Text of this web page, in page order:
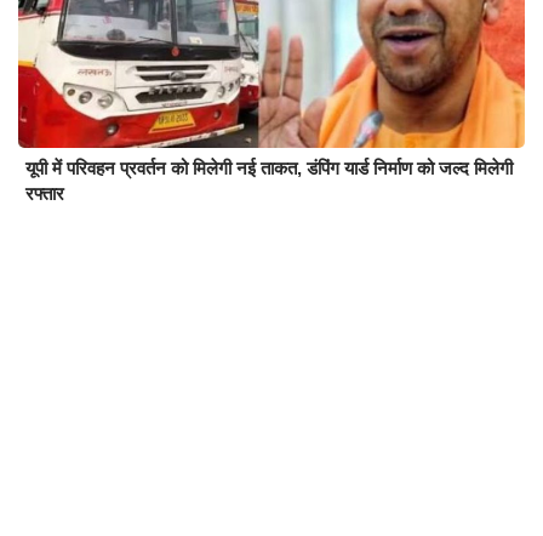
यूपी में परिवहन प्रवर्तन को मिलेगी नई ताकत, डंपिंग यार्ड निर्माण को जल्द मिलेगी
रफ्तार